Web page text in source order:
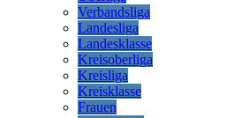
Verbandsliga
Landesliga
Landesklasse
Kreisoberliga
Kreisliga
Kreisklasse
Frauen